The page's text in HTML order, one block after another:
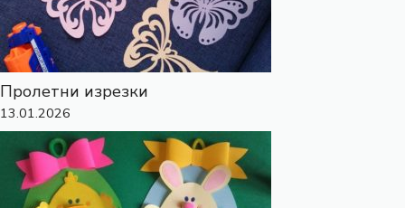
Пролетни изрезки
13.01.2026